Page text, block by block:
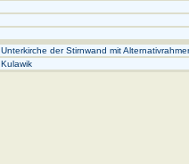
Unterkirche der Stirnwand mit
Kulawik